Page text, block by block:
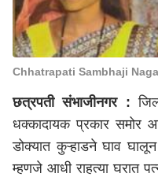
Chhatrapati Sambhaji
छत्रपती संभाजीनगर:
धक्कादायक प्रकार समोर
डोक्यात कुऱ्हाडने घाव
म्हणजे आधी राहत्या घरात